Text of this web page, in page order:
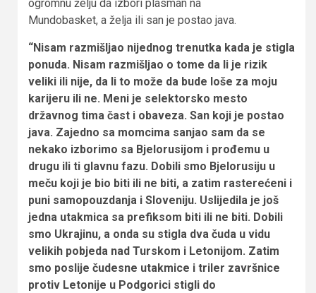
ogromnu želju da izbori plasman na
Mundobasket, a želja ili san je postao java.
“Nisam razmišljao nijednog trenutka kada je stigla
ponuda. Nisam razmišljao o tome da li je rizik
veliki ili nije, da li to može da bude loše za moju
karijeru ili ne. Meni je selektorsko mesto
državnog tima čast i obaveza. San koji je postao
java. Zajedno sa momcima sanjao sam da se
nekako izborimo sa Bjelorusijom i prođemu u
drugu ili ti glavnu fazu. Dobili smo Bjelorusiju u
meču koji je bio biti ili ne biti, a zatim rasterećeni i
puni samopouzdanja i Sloveniju. Uslijedila je još
jedna utakmica sa prefiksom biti ili ne biti. Dobili
smo Ukrajinu, a onda su stigla dva čuda u vidu
velikih pobjeda nad Turskom i Letonijom. Zatim
smo poslije čudesne utakmice i triler završnice
protiv Letonije u Podgorici stigli do